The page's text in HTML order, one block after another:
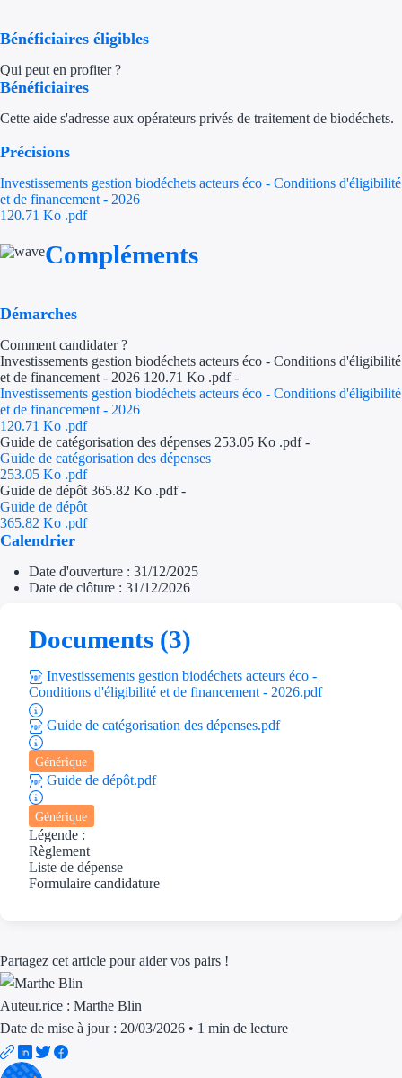
Tous les
Aides Région
Bénéficiaires éligibles
Qui peut en profiter ?
Bénéficiaires
Cette aide s'adresse aux opérateurs privés de traitement de biodéchets.
Précisions
Investissements gestion biodéchets acteurs éco - Conditions d'éligibilité
et de financement - 2026
120.71 Ko .pdf
Compléments
Démarches
Comment candidater ?
Investissements gestion biodéchets acteurs éco - Conditions d'éligibilité
et de financement - 2026 120.71 Ko .pdf -
Investissements gestion biodéchets acteurs éco - Conditions d'éligibilité
et de financement - 2026
120.71 Ko .pdf
Guide de catégorisation des dépenses 253.05 Ko .pdf -
Guide de catégorisation des dépenses
253.05 Ko .pdf
Guide de dépôt 365.82 Ko .pdf -
Guide de dépôt
365.82 Ko .pdf
Calendrier
Date d'ouverture : 31/12/2025
Date de clôture : 31/12/2026
Documents (3)
Investissements gestion biodéchets acteurs éco -
Conditions d'éligibilité et de financement - 2026.pdf
Guide de catégorisation des dépenses.pdf
Générique
Guide de dépôt.pdf
Générique
Légende :
Règlement
Liste de dépense
Formulaire candidature
Partagez cet article pour aider vos pairs !
Auteur.rice : Marthe Blin
Date de mise à jour : 20/03/2026 • 1 min de lecture